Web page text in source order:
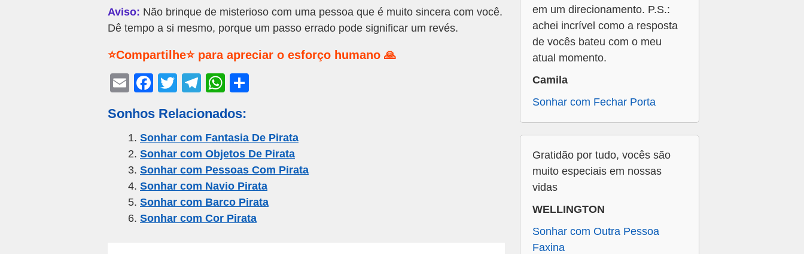
Aviso: Não brinque de misterioso com uma pessoa que é muito sincera com você.
Dê tempo a si mesmo, porque um passo errado pode significar um revés.
⭐Compartilhe⭐ para apreciar o esforço humano 🙏
E
ail
F
c
e
b
o
o
k
T
tt
er
T
e
gr
a
m
W
at
s
A
p
p
e
Sonhos Relacionados:
Sonhar com Fantasia De Pirata
Sonhar com Objetos De Pirata
Sonhar com Pessoas Com Pirata
Sonhar com Navio Pirata
Sonhar com Barco Pirata
Sonhar com Cor Pirata
em um direcionamento. P.S.:
achei incrível como a resposta
de vocês bateu com o meu
atual momento.
Camila
Sonhar com Fechar Porta
Gratidão por tudo, vocês são
muito especiais em nossas
vidas
WELLINGTON
Sonhar com Outra Pessoa
Faxina